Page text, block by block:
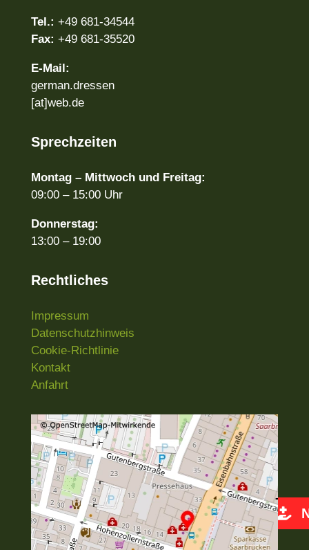
Tel.: +49 681-34544
Fax: +49 681-35520
E-Mail:
german.dressen
[at]web.de
Sprech­zeiten
Montag – Mittwoch undFreitag:
09:00 – 15:00 Uhr
Donnerstag:
13:00 – 19:00
Rechtliches
Impressum
Datenschutzhinweis
Cookie-Richtlinie
Kontakt
Anfahrt